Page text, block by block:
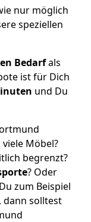
nur möglich
speziellen
Bedarfals
ist für Dich
und Du
Möbel?
begrenzt?
? Oder
zum Beispiel
dann solltest